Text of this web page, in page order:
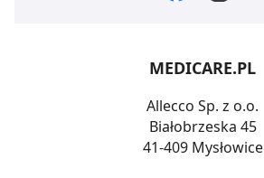
MEDICARE.PL
Allecco Sp. z o.o.
Białobrzeska 45
41-409 Mysłowice